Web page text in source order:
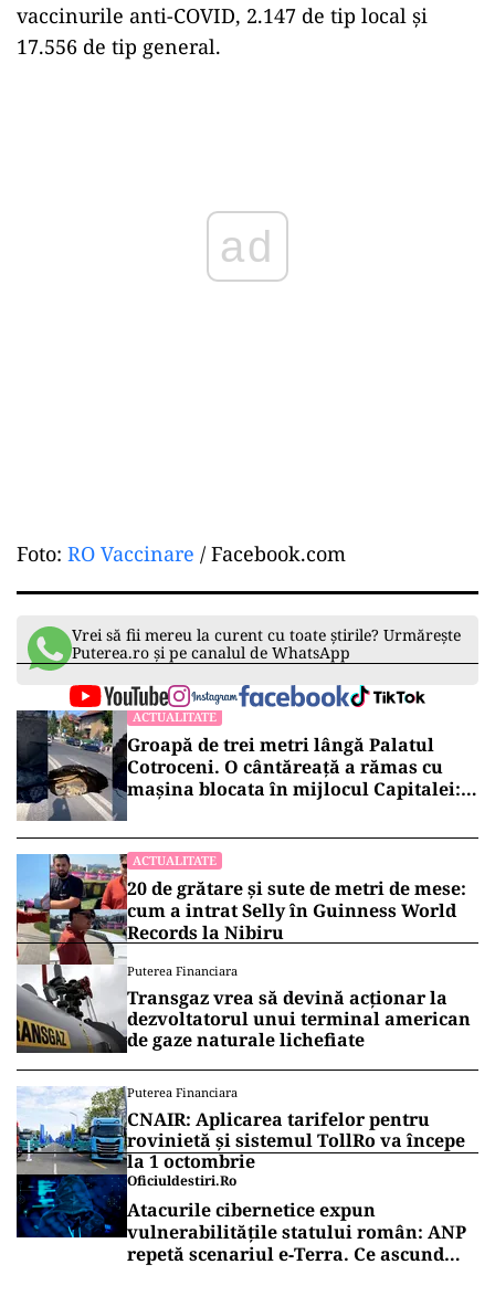
vaccinurile anti-COVID, 2.147 de tip local şi
17.556 de tip general.
Foto: RO Vaccinare / Facebook.com
Vrei să fii mereu la curent cu toate știrile? Urmărește
Puterea.ro și pe canalul de WhatsApp
ACTUALITATE
Groapă de trei metri lângă Palatul
Cotroceni. O cântăreață a rămas cu
mașina blocata în mijlocul Capitalei:
ACTUALITATE
20 de grătare și sute de metri de mese:
cum a intrat Selly în Guinness World
Records la Nibiru
Puterea Financiara
Transgaz vrea să devină acționar la
dezvoltatorul unui terminal american
de gaze naturale lichefiate
Puterea Financiara
CNAIR: Aplicarea tarifelor pentru
rovinietă și sistemul TollRo va începe
la 1 octombrie
Oficiuldestiri.ro
Atacurile cibernetice expun
vulnerabilitățile statului român: ANP
repetă scenariul e‑Terra. Ce ascund